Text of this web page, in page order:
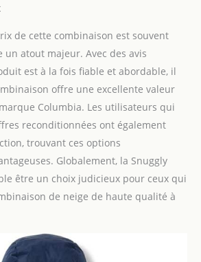
de cette combinaison est souvent
un atout majeur. Avec des avis
est à la fois fiable et abordable, il
offre une excellente valeur
Columbia. Les utilisateurs qui
reconditionnées ont également
trouvant ces options
Globalement, la Snuggly
être un choix judicieux pour ceux qui
de neige de haute qualité à